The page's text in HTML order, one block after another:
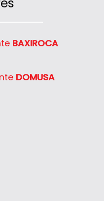
BAXIROCA
DOMUSA